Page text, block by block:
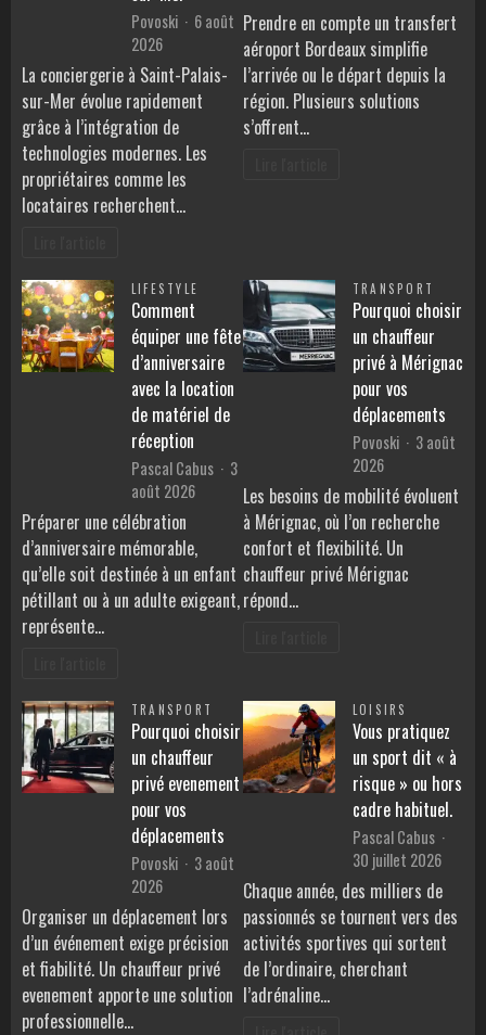
Povoski
6 août
2026
La conciergerie à Saint-Palais-
sur-Mer évolue rapidement
grâce à l’intégration de
technologies modernes. Les
propriétaires comme les
locataires recherchent…
Prendre en compte un transfert
aéroport Bordeaux simplifie
l’arrivée ou le départ depuis la
région. Plusieurs solutions
s’offrent…
LIFESTYLE
Comment
équiper une fête
d’anniversaire
avec la location
de matériel de
réception
Pascal Cabus
3
août 2026
Préparer une célébration
d’anniversaire mémorable,
qu’elle soit destinée à un enfant
pétillant ou à un adulte exigeant,
représente…
TRANSPORT
Pourquoi choisir
un chauffeur
privé à Mérignac
pour vos
déplacements
Povoski
3 août
2026
Les besoins de mobilité évoluent
à Mérignac, où l’on recherche
confort et flexibilité. Un
chauffeur privé Mérignac
répond…
TRANSPORT
Pourquoi choisir
un chauffeur
privé evenement
pour vos
déplacements
Povoski
3 août
2026
Organiser un déplacement lors
d’un événement exige précision
et fiabilité. Un chauffeur privé
evenement apporte une solution
professionnelle…
LOISIRS
Vous pratiquez
un sport dit « à
risque » ou hors
cadre habituel.
Pascal Cabus
30 juillet 2026
Chaque année, des milliers de
passionnés se tournent vers des
activités sportives qui sortent
de l’ordinaire, cherchant
l’adrénaline…